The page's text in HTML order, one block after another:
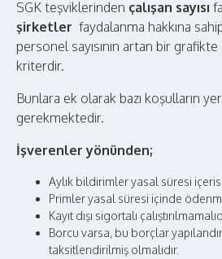
SGK teşviklerinden çalışan sayısı
şirketler faydalanma hakkına
personel sayısının artan bir
kriterdir.
Bunlara ek olarak bazı koşulların
gerekmektedir.
İşverenler yönünden;
Aylık bildirimler yasal süresi
Primler yasal süresi içinde
Kayıt dışı sigortalı
Borcu varsa, bu borçlar
taksitlendirilmiş olmalıdır.